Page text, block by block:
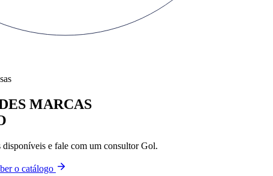
MARCAS
disponíveis e fale com um consultor Gol.
o catálogo